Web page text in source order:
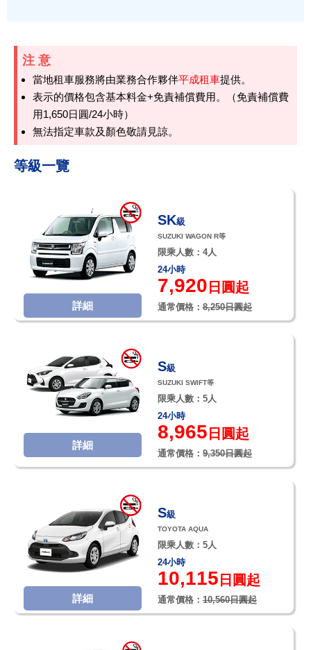
注意
當地租車服務將由業務合作夥伴平成租車提供。
表示的價格包含基本料金+免責補償費用。（免責補償費
用1,650日圓/24小時）
無法指定車款及顏色敬請見諒。
等級一覽
詳細
SK級
SUZUKI WAGON R等
限乘人數：4人
24小時
7,920 日圓起
通常價格：8,250日圓起
詳細
S級
SUZUKI SWIFT等
限乘人數：5人
24小時
8,965 日圓起
通常價格：9,350日圓起
詳細
S級
TOYOTA AQUA
限乘人數：5人
24小時
10,115 日圓起
通常價格：10,560日圓起